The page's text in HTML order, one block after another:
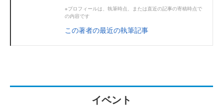
※プロフィールは、執筆時点、または直近の記事の寄稿時点で
の内容です
この著者の最近の執筆記事
イベント